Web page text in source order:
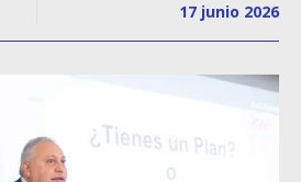
17 junio 2026